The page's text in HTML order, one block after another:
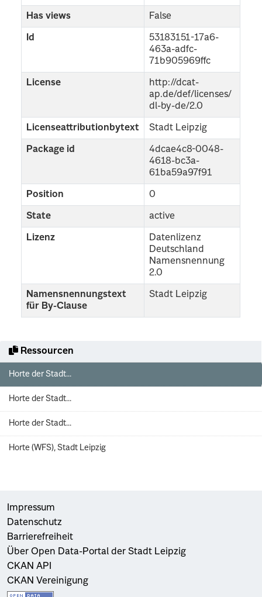
Ressourcen
Horte der Stadt...
Horte der Stadt...
Horte der Stadt...
Horte (WFS), Stadt Leipzig
Has views False
Id
53183151-17a6-
463a-adfc-
71b905969ffc
License
http://dcat-
ap.de/def/licenses/
dl-by-de/2.0
Licenseattributionbytext Stadt Leipzig
Package id
4dcae4c8-0048-
4618-bc3a-
61ba59a97f91
Position 0
State active
Lizenz
Datenlizenz
Deutschland
Namensnennung
2.0
Namensnennungstext
für By-Clause
Stadt Leipzig
Impressum
Datenschutz
Barrierefreiheit
Über Open Data-Portal der Stadt Leipzig
CKAN API
CKAN Vereinigung